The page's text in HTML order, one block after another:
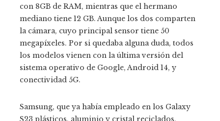
con 8GB de RAM, mientras que el hermano
mediano tiene 12 GB. Aunque los dos comparten
la cámara, cuyo principal sensor tiene 50
megapíxeles. Por si quedaba alguna duda, todos
los modelos vienen con la última versión del
sistema operativo de Google, Android 14, y
conectividad 5G.
Samsung, que ya había empleado en los Galaxy
S23 plásticos, aluminio y cristal reciclados,